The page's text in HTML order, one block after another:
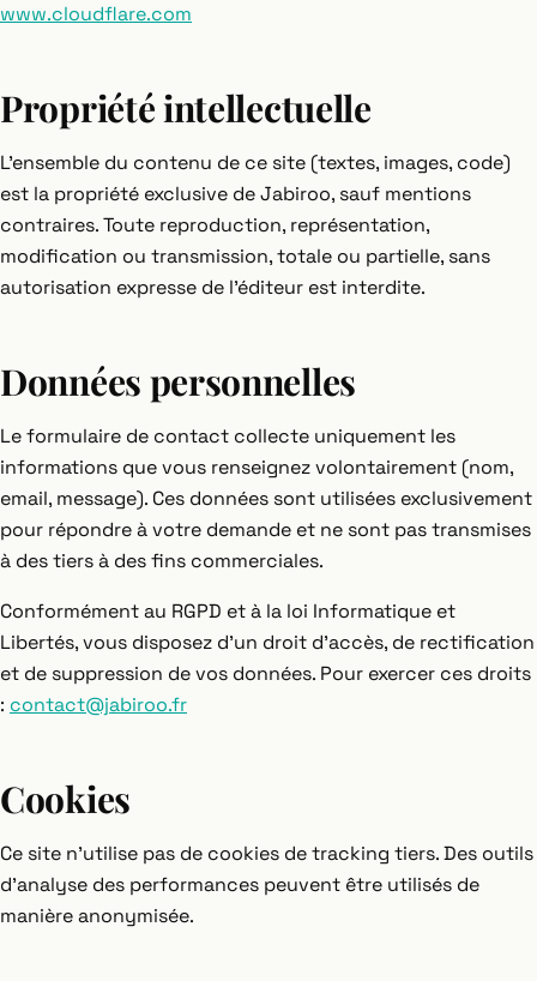
www.cloudflare.com
Propriété intellectuelle
L'ensemble du contenu de ce site (textes, images, code)
est la propriété exclusive de Jabiroo, sauf mentions
contraires. Toute reproduction, représentation,
modification ou transmission, totale ou partielle, sans
autorisation expresse de l'éditeur est interdite.
Données personnelles
Le formulaire de contact collecte uniquement les
informations que vous renseignez volontairement (nom,
email, message). Ces données sont utilisées exclusivement
pour répondre à votre demande et ne sont pas transmises
à des tiers à des fins commerciales.
Conformément au RGPD et à la loi Informatique et
Libertés, vous disposez d'un droit d'accès, de rectification
et de suppression de vos données. Pour exercer ces droits
: contact@jabiroo.fr
Cookies
Ce site n'utilise pas de cookies de tracking tiers. Des outils
d'analyse des performances peuvent être utilisés de
manière anonymisée.